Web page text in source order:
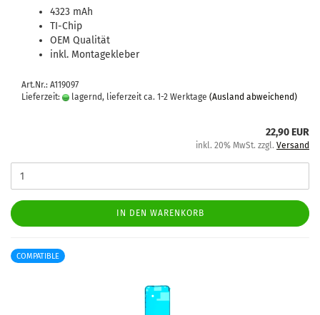
4323 mAh
TI-​Chip
OEM Qua­li­tät
inkl. Mon­ta­ge­kle­ber
Art.Nr.: A119097
Lieferzeit:
lagernd, lieferzeit ca. 1-2 Werktage (Ausland abweichend)
22,90 EUR
inkl. 20% MwSt. zzgl. Versand
IN DEN WARENKORB
COMPATIBLE